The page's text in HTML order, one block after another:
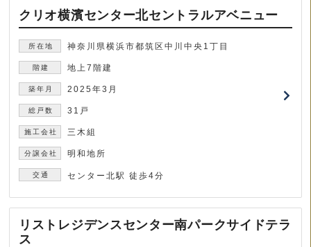
クリオ横濱センター北セントラルアベニュー
神奈川県横浜市都筑区中川中央1丁目
地上7階建
2025年3月
31戸
三木組
明和地所
センター北駅 徒歩4分
リストレジデンスセンター南パークサイドテラ
ス